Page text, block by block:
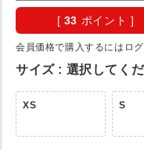
[ 33 ポイント ]
会員価格で購入するにはログ
サイズ 選択してく
XS S